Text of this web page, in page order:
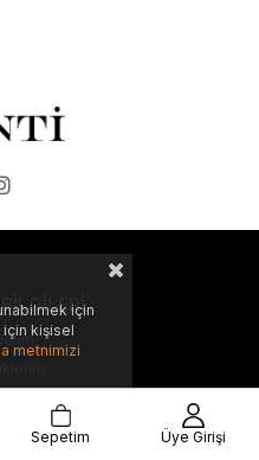
için
için kişisel
metnimizi
Sepetim Üye Girişi